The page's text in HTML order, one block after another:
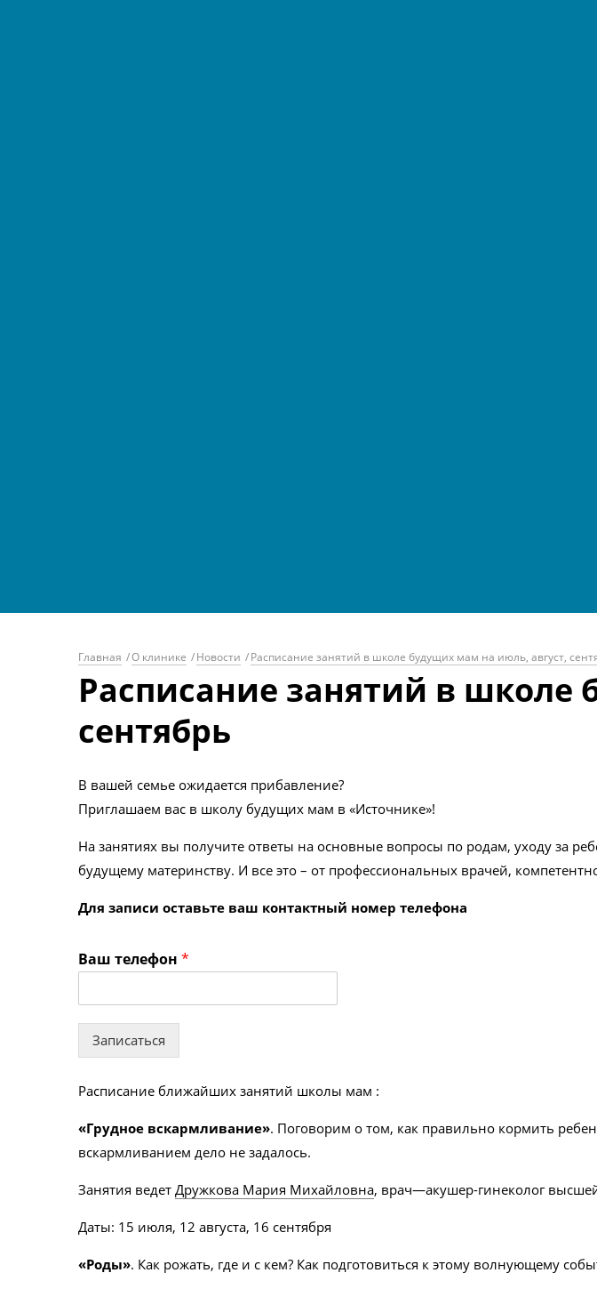
Главная /О клинике /Новости /Расписание занятий в школе будущих мам на июль, август,
Расписание занятий в школе
сентябрь
В вашей семье ожидается прибавление?
Приглашаем вас в школу будущих мам в «Источнике»!
На занятиях вы получите ответы на основные вопросы по родам, уходу за
будущему материнству. И все это – от профессиональных врачей,
Для записи оставьте ваш контактный номер телефона
Ваш телефон *
Записаться
Расписание ближайших занятий школы мам :
«Грудное вскармливание». Поговорим о том, как правильно кормить
вскармливанием дело не задалось.
Занятия ведет Дружкова Мария Михайловна, врач—акушер-гинеколог
Даты: 15 июля, 12 августа, 16 сентября
«Роды». Как рожать, где и с кем? Как подготовиться к этому волнующему